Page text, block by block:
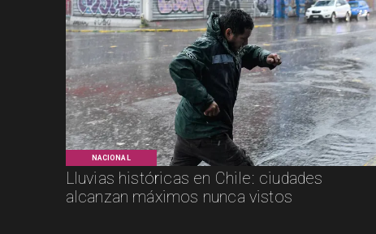
NACIONAL
Lluvias históricas en Chile: ciudades
alcanzan máximos nunca vistos